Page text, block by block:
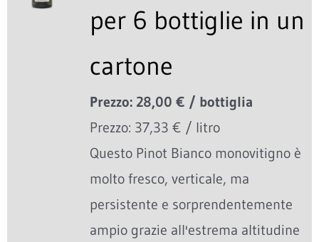
per 6 bottiglie in un
cartone
Prezzo: 28,00 € / bottiglia
Prezzo: 37,33 € / litro
Questo Pinot Bianco monovitigno è
molto fresco, verticale, ma
persistente e sorprendentemente
ampio grazie all'estrema altitudine